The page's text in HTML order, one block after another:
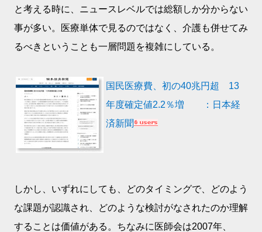
と考える時に、ニュースレベルでは総額しか分からない
事が多い。医療単体で見るのではなく、介護も併せてみ
るべきということも一層問題を複雑にしている。
国民医療費、初の40兆円超 13
年度確定値2.2％増 ：日本経
済新聞
しかし、いずれにしても、どのタイミングで、どのよう
な課題が認識され、どのような検討がなされたのか理解
することは価値がある。ちなみに医師会は2007年、